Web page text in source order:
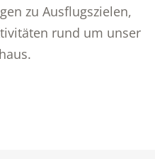
zu Ausflugszielen,
rund um unser